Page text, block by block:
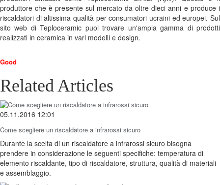
produttore che è presente sul mercato da oltre dieci anni e produce i
riscaldatori di altissima qualità per consumatori ucraini ed europei. Sul
sito web di Teploceramic puoi trovare un'ampia gamma di prodotti
realizzati in ceramica in vari modelli e design.
Good
Related Articles
05.11.2016 12:01
Come scegliere un riscaldatore a infrarossi sicuro
Durante la scelta di un riscaldatore a infrarossi sicuro bisogna
prendere in considerazione le seguenti specifiche: temperatura di
elemento riscaldante, tipo di riscaldatore, struttura, qualità di materiali
e assemblaggio.